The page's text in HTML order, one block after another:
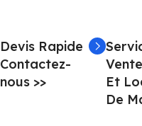
Devis Rapide
Contactez-
nous >>
Vente
Et
De